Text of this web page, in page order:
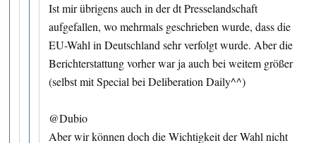
Ist mir übrigens auch in der dt Presselandschaft
aufgefallen, wo mehrmals geschrieben wurde, dass die
EU-Wahl in Deutschland sehr verfolgt wurde. Aber die
Berichterstattung vorher war ja auch bei weitem größer
(selbst mit Special bei Deliberation Daily^^)
@Dubio
Aber wir können doch die Wichtigkeit der Wahl nicht